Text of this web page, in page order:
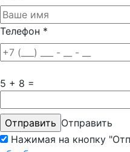
Телефон *
5 + 8 =
Отправить
Нажимая на кнопку